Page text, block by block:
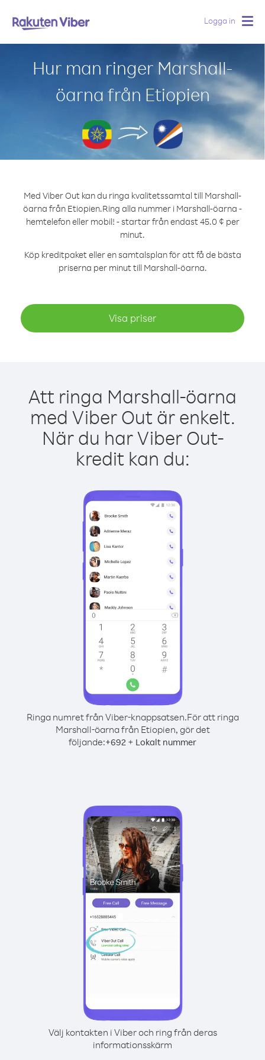
Logga in
Hur man ringer Marshall-
öarna från Etiopien
Med Viber Out kan du ringa kvalitetssamtal till Marshall-
öarna från Etiopien.Ring alla nummer i Marshall-öarna -
hemtelefon eller mobil! - startar från endast 45.0 ¢ per
minut.
Köp kreditpaket eller en samtalsplan för att få de bästa
priserna per minut till Marshall-öarna.
Visa priser
Att ringa Marshall-öarna
med Viber Out är enkelt.
När du har Viber Out-
kredit kan du:
Ringa numret från Viber-knappsatsen.För att ringa
Marshall-öarna från Etiopien, gör det
följande:+692 + Lokalt nummer
Välj kontakten i Viber och ring från deras
informationsskärm